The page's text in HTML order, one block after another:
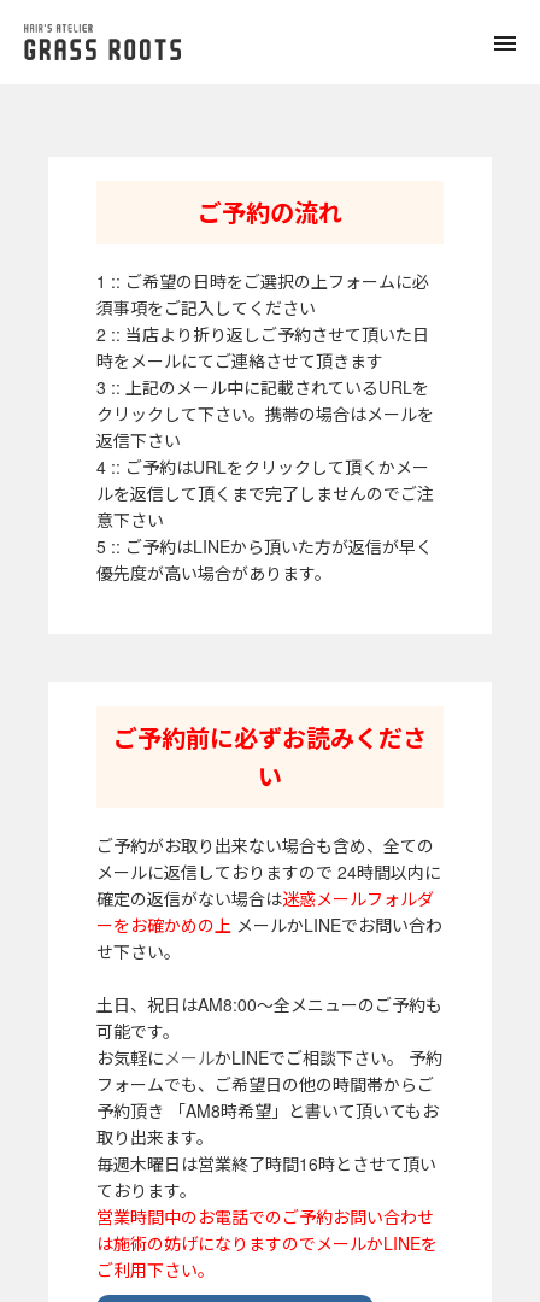
toggle
ご予約の流れ
1 :: ご希望の日時をご選択の上フォームに必
須事項をご記入してください
2 :: 当店より折り返しご予約させて頂いた日
時をメールにてご連絡させて頂きます
3 :: 上記のメール中に記載されているURLを
クリックして下さい。携帯の場合はメールを
返信下さい
4 :: ご予約はURLをクリックして頂くかメー
ルを返信して頂くまで完了しませんのでご注
意下さい
5 :: ご予約はLINEから頂いた方が返信が早く
優先度が高い場合があります。
ご予約前に必ずお読みくださ
い
ご予約がお取り出来ない場合も含め、全ての
メールに返信しておりますので 24時間以内に
確定の返信がない場合は迷惑メールフォルダ
ーをお確かめの上 メールかLINEでお問い合わ
せ下さい。
土日、祝日はAM8:00～全メニューのご予約も
可能です。
お気軽に メールかLINEでご相談下さい。 予約
フォームでも、ご希望日の他の時間帯からご
予約頂き 「AM8時希望」と書いて頂いてもお
取り出来ます。
毎週木曜日は営業終了時間16時とさせて頂い
ております。
営業時間中のお電話でのご予約お問い合わせ
は施術の妨げになりますのでメールかLINEを
ご利用下さい。